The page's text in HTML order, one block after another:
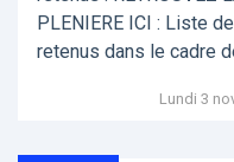
PLENIERE ICI : Liste
retenus dans le cadre
Lundi 3